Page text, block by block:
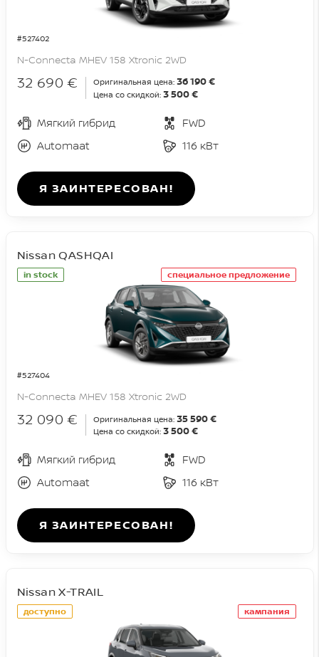
#527402
N-Connecta MHEV 158 Xtronic 2WD
32 690 € Оригинальная цена: 36 190 €
Цена со скидкой: 3 500 €
Мягкий гибрид
FWD
Automaat
116 кВт
Я ЗАИНТЕРЕСОВАН!
in stock специальное предложение
#527404
Nissan QASHQAI
N-Connecta MHEV 158 Xtronic 2WD
32 090 € Оригинальная цена: 35 590 €
Цена со скидкой: 3 500 €
Мягкий гибрид
FWD
Automaat
116 кВт
Я ЗАИНТЕРЕСОВАН!
доступно кампания
Nissan X-TRAIL